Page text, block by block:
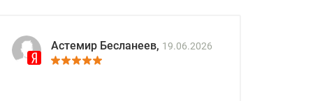
Астемир Бесланеев, 19.06.2026